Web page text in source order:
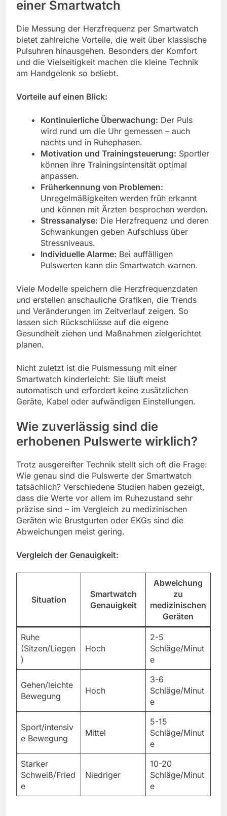
einer Smartwatch
Die Messung der Herzfrequenz per Smartwatch
bietet zahlreiche Vorteile, die weit über klassische
Pulsuhren hinausgehen. Besonders der Komfort
und die Vielseitigkeit machen die kleine Technik
am Handgelenk so beliebt.
Vorteile auf einen Blick:
Kontinuierliche Überwachung: Der Puls
wird rund um die Uhr gemessen – auch
nachts und in Ruhephasen.
Motivation und Trainingsteuerung: Sportler
können ihre Trainingsintensität optimal
anpassen.
Früherkennung von Problemen:
Unregelmäßigkeiten werden früh erkannt
und können mit Ärzten besprochen werden.
Stressanalyse: Die Herzfrequenz und deren
Schwankungen geben Aufschluss über
Stressniveaus.
Individuelle Alarme: Bei auffälligen
Pulswerten kann die Smartwatch warnen.
Viele Modelle speichern die Herzfrequenzdaten
und erstellen anschauliche Grafiken, die Trends
und Veränderungen im Zeitverlauf zeigen. So
lassen sich Rückschlüsse auf die eigene
Gesundheit ziehen und Maßnahmen zielgerichtet
planen.
Nicht zuletzt ist die Pulsmessung mit einer
Smartwatch kinderleicht: Sie läuft meist
automatisch und erfordert keine zusätzlichen
Geräte, Kabel oder aufwändigen Einstellungen.
Wie zuverlässig sind die
erhobenen Pulswerte wirklich?
Trotz ausgereifter Technik stellt sich oft die Frage:
Wie genau sind die Pulswerte der Smartwatch
tatsächlich? Verschiedene Studien haben gezeigt,
dass die Werte vor allem im Ruhezustand sehr
präzise sind – im Vergleich zu medizinischen
Geräten wie Brustgurten oder EKGs sind die
Abweichungen meist gering.
Vergleich der Genauigkeit:
Situation
Smartwatch
Genauigkeit
Abweichung
zu
medizinischen
Geräten
Ruhe
(Sitzen/Liegen
)
Hoch
2-5
Schläge/Minut
e
Gehen/leichte
Bewegung
Hoch
3-6
Schläge/Minut
e
Sport/intensiv
e Bewegung
Mittel
5-15
Schläge/Minut
e
Starker
Schweiß/Fried
e
Niedriger
10-20
Schläge/Minut
e